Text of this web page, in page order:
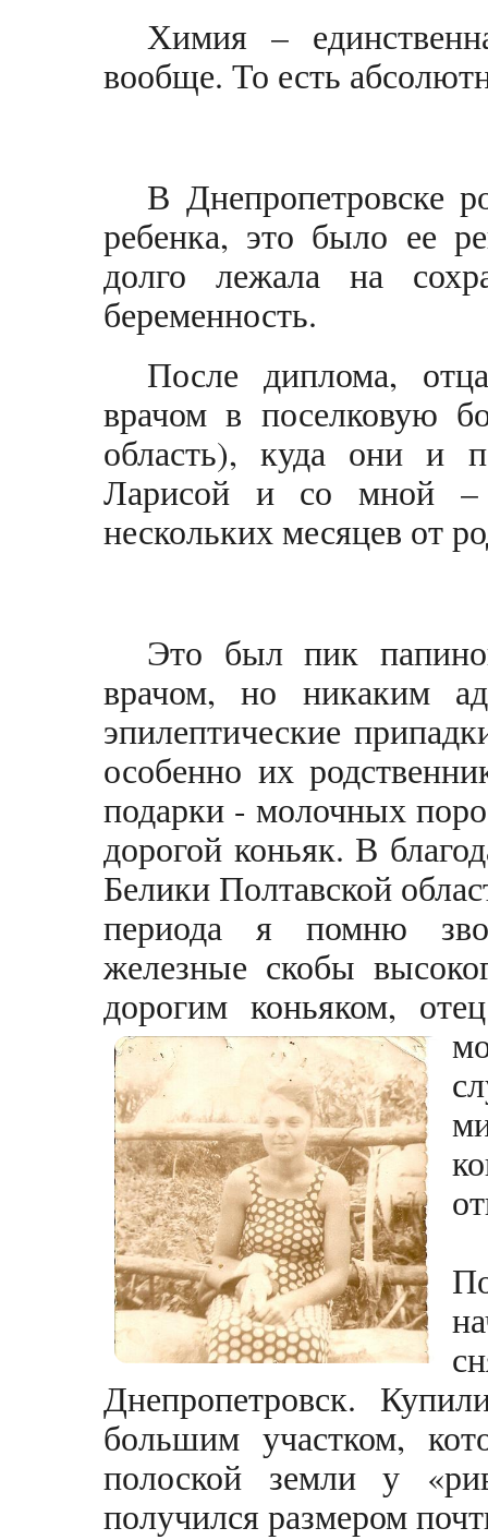
Химия –
вообще. То есть
В Днепропетровске
ребенка, это было ее
долго лежала на
беременность.
После диплома,
врачом в поселковую
область), куда они и
Ларисой и со мной –
нескольких месяцев от
Это был пик
врачом, но никаким
эпилептические
особенно их
подарки - молочных
дорогой коньяк. В
Белики Полтавской
периода я помню
железные скобы
дорогим коньяком,
Днепропетровск.
большим участком,
полоской земли у
получился размером